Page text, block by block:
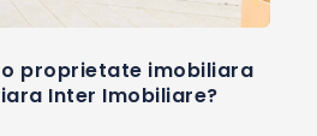
o proprietate imobiliara
Inter Imobiliare?